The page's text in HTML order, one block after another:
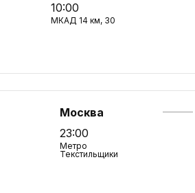
10:00
МКАД 14 км, 30
Москва
23:00
Метро
Текстильщики